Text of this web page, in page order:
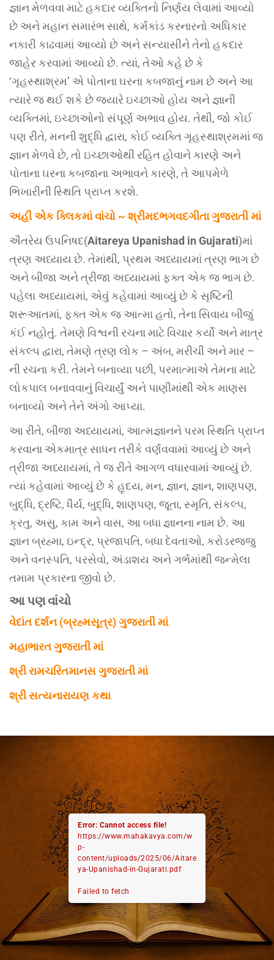
જ્ઞાન મેળવવા માટે હકદાર વ્યક્તિનો નિર્ણય લેવામાં આવ્યો
છે અને મહાન સમારંભ સાથે, કર્મકાંડ કરનારનો અધિકાર
નકારી કાઢવામાં આવ્યો છે અને સન્યાસીને તેનો હકદાર
જાહેર કરવામાં આવ્યો છે. ત્યાં, તેઓ કહે છે કે
‘ગૃહસ્થાશ્રમ’ એ પોતાના ઘરના કબજાનું નામ છે અને આ
ત્યારે જ થઈ શકે છે જ્યારે ઇચ્છાઓ હોય અને જ્ઞાની
વ્યક્તિમાં, ઇચ્છાઓનો સંપૂર્ણ અભાવ હોય. તેથી, જો કોઈ
પણ રીતે, મનની શુદ્ધિ દ્વારા, કોઈ વ્યક્તિ ગૃહસ્થાશ્રમમાં જ
જ્ઞાન મેળવે છે, તો ઇચ્છાઓથી રહિત હોવાને કારણે અને
પોતાના ઘરના કબજાના અભાવને કારણે, તે આપમેળે
ભિખારીની સ્થિતિ પ્રાપ્ત કરશે.
અહીં એક ક્લિકમાં વાંચો ~ શ્રીમદભગવદગીતા ગુજરાતી માં
ઐતરેય ઉપનિષદ(Aitareya Upanishad in Gujarati)માં
ત્રણ અધ્યાય છે. તેમાંથી, પ્રથમ અધ્યાયમાં ત્રણ ભાગ છે
અને બીજા અને ત્રીજા અધ્યાયમાં ફક્ત એક જ ભાગ છે.
પહેલા અધ્યાયમાં, એવું કહેવામાં આવ્યું છે કે સૃષ્ટિની
શરૂઆતમાં, ફક્ત એક જ આત્મા હતો, તેના સિવાય બીજું
કંઈ નહોતું. તેમણે વિશ્વની રચના માટે વિચાર કર્યો અને માત્ર
સંકલ્પ દ્વારા, તેમણે ત્રણ લોક – અંબ, મરીચી અને માર –
ની રચના કરી. તેમને બનાવ્યા પછી, પરમાત્માએ તેમના માટે
લોકપાલ બનાવવાનું વિચાર્યું અને પાણીમાંથી એક માણસ
બનાવ્યો અને તેને અંગો આપ્યા.
આ રીતે, બીજા અધ્યાયમાં, આત્મજ્ઞાનને પરમ સ્થિતિ પ્રાપ્ત
કરવાના એકમાત્ર સાધન તરીકે વર્ણવવામાં આવ્યું છે અને
ત્રીજા અધ્યાયમાં, તે જ રીતે આગળ વધારવામાં આવ્યું છે.
ત્યાં કહેવામાં આવ્યું છે કે હૃદય, મન, જ્ઞાન, જ્ઞાન, શાણપણ,
બુદ્ધિ, દ્રષ્ટિ, ધૈર્ય, બુદ્ધિ, શાણપણ, જૂતા, સ્મૃતિ, સંકલ્પ,
ક્રતુ, અસુ, કામ અને વાસ, આ બધા જ્ઞાનના નામ છે. આ
જ્ઞાન બ્રહ્મા, ઇન્દ્ર, પ્રજાપતિ, બધા દેવતાઓ, કરોડરજ્જુ
અને વનસ્પતિ, પરસેવો, અંડાશય અને ગર્ભમાંથી જન્મેલા
તમામ પ્રકારના જીવો છે.
આ પણ વાંચો
વેદાંત દર્શન (બ્રહ્મસૂત્ર) ગુજરાતી માં
મહાભારત ગુજરાતી માં
શ્રી રામચરિતમાનસ ગુજરાતી માં
શ્રી સત્યનારાયણ કથા
Error: Cannot access file!
https://www.mahakavya.com/w
p-
content/uploads/2025/06/Aitare
ya-Upanishad-in-Gujarati.pdf
Failed to fetch